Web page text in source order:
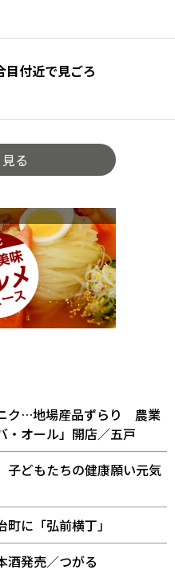
付近で見ごろ
る
ク…地場産品ずらり 農業
・オール」開店／五戸
どもたちの健康願い元気
に「弘前横丁」
酒発売／つがる